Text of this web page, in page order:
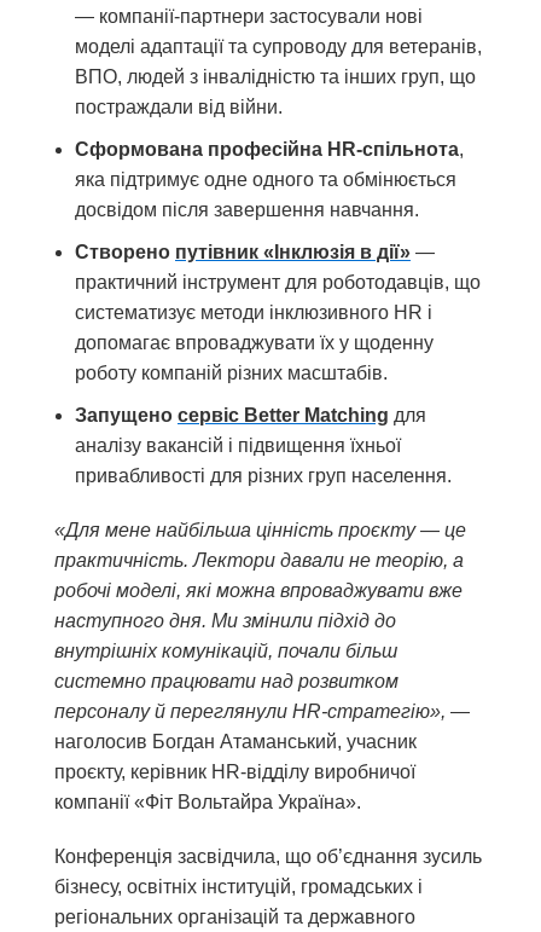
— компанії-партнери застосували нові
моделі адаптації та супроводу для ветеранів,
ВПО, людей з інвалідністю та інших груп, що
постраждали від війни.
Сформована професійна HR-спільнота,
яка підтримує одне одного та обмінюється
досвідом після завершення навчання.
Створено путівник «Інклюзія в дії» —
практичний інструмент для роботодавців, що
систематизує методи інклюзивного HR і
допомагає впроваджувати їх у щоденну
роботу компаній різних масштабів.
Запущено сервіс Better Matching для
аналізу вакансій і підвищення їхньої
привабливості для різних груп населення.
«Для мене найбільша цінність проєкту — це
практичність. Лектори давали не теорію, а
робочі моделі, які можна впроваджувати вже
наступного дня. Ми змінили підхід до
внутрішніх комунікацій, почали більш
системно працювати над розвитком
персоналу й переглянули HR-стратегію», —
наголосив Богдан Атаманський, учасник
проєкту, керівник HR-відділу виробничої
компанії «Фіт Вольтайра Україна».
Конференція засвідчила, що об’єднання зусиль
бізнесу, освітніх інституцій, громадських і
регіональних організацій та державного